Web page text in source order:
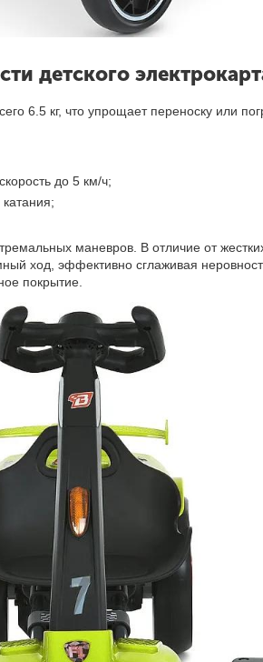
детского
6.5 кг, что упрощает переноску или
до 5 км/ч;
маневров. В отличие от
ход, эффективно сглаживая
покрытие.